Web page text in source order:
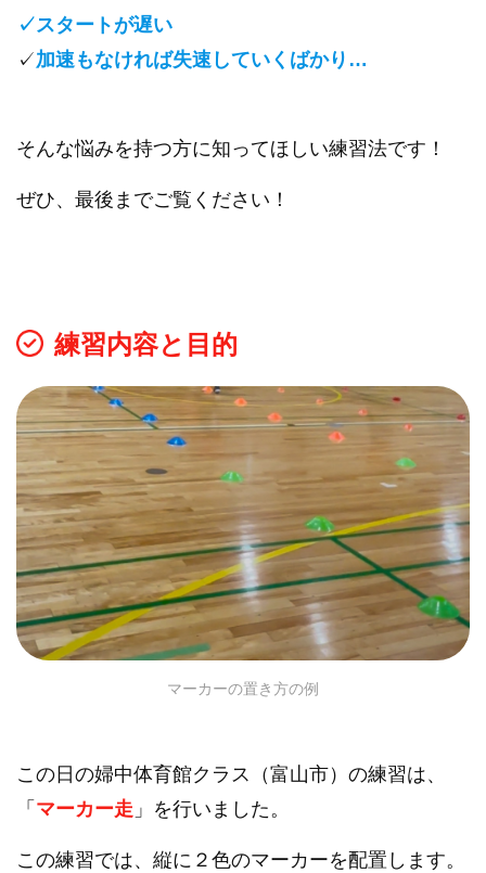
✓スタートが遅い
✓加速もなければ失速していくばかり…
そんな悩みを持つ方に知ってほしい練習法です！
ぜひ、最後までご覧ください！
練習内容と目的
マーカーの置き方の例
この日の婦中体育館クラス（富山市）の練習は、
「 マーカー走 」を行いました。
この練習では、縦に２色のマーカーを配置します。